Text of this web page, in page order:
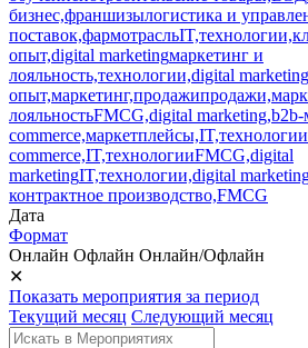
бизнес,франшизылогистика и
поставок,фармотрасль
опыт,digital marketingмаркетинг и
лояльность,технологии,digital marketing
опыт,маркетинг,продажи
лояльностьFMCG,digital marketing,b2b-
commerce,маркетплейсы,IT,технологии
commerce,IT,технологииFMCG,digital
marketingIT,технологии,digital
контрактное производство,FMCG
Дата
Формат
Онлайн Офлайн Онлайн/Офлайн
✕
Показать мероприятия за период
Текущий месяц Следующий месяц